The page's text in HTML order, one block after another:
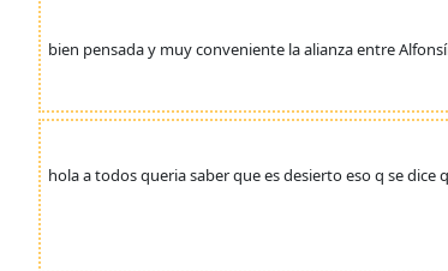
bien pensada y muy conveniente la alianza entre
hola a todos queria saber que es desierto eso q se